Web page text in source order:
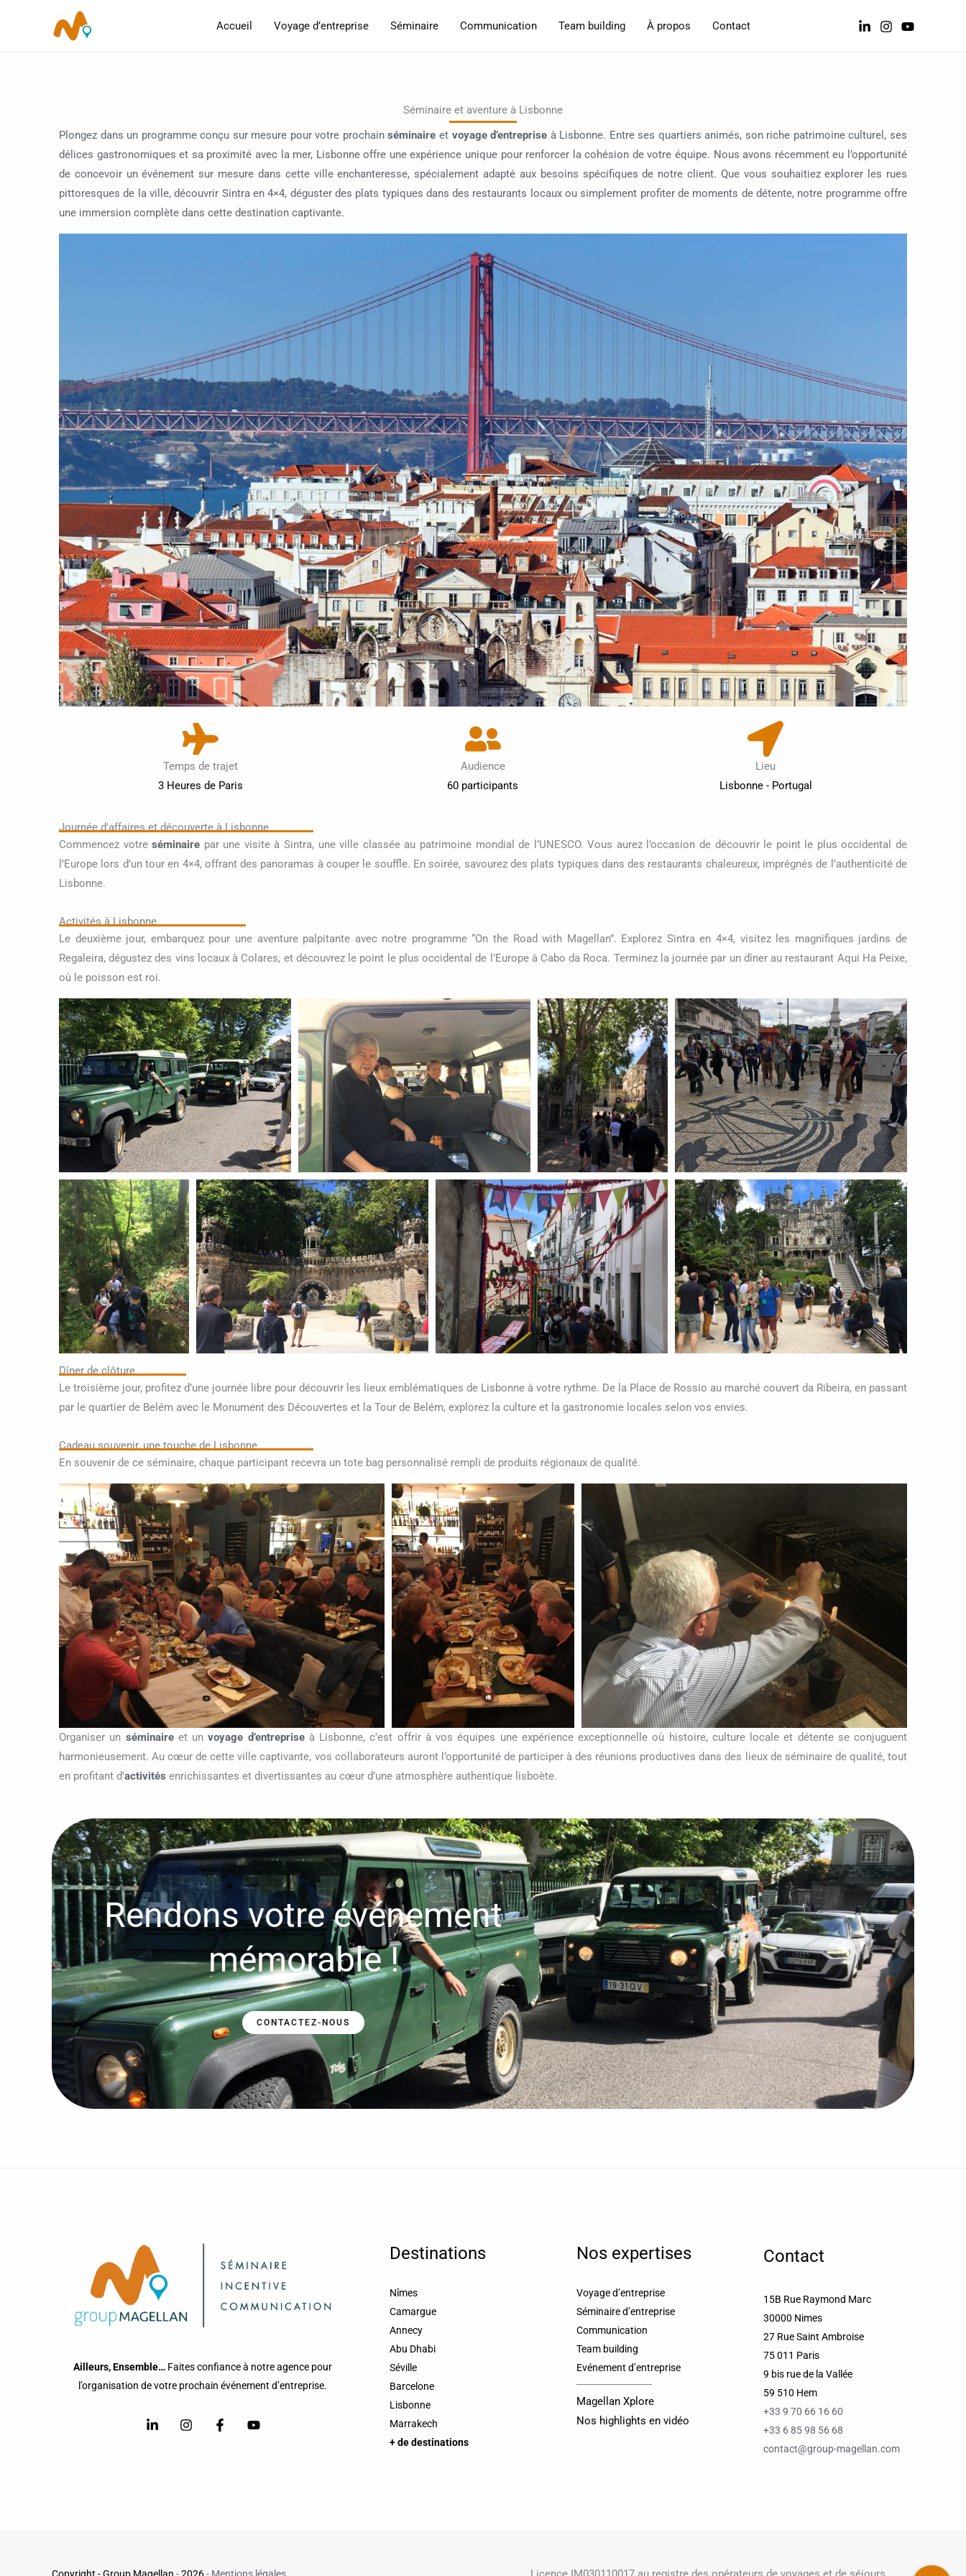
Accueil Voyage d’entreprise Séminaire Communication Team building À propos Contact
Séminaire et aventure à Lisbonne
Plongez dans un programme conçu sur mesure pour votre prochainséminaire et voyage d’entreprise à Lisbonne. Entre ses quartiers animés, son riche patrimoine culturel, ses
délices gastronomiques et sa proximité avec la mer, Lisbonne offre une expérience unique pour renforcer la cohésion de votre équipe. Nous avons récemment eu l’opportunité
de concevoir un événement sur mesure dans cette ville enchanteresse, spécialement adapté aux besoins spécifiques de notre client. Que vous souhaitiez explorer les rues
pittoresques de la ville, découvrir Sintra en 4×4, déguster des plats typiques dans des restaurants locaux ou simplement profiter de moments de détente, notre programme offre
une immersion complète dans cette destination captivante.
Temps de trajet
3 Heures de Paris
Audience
60 participants
Lieu
Lisbonne - Portugal
Journée d'affaires et découverte à Lisbonne
Commencez votreséminaire par une visite à Sintra, une ville classée au patrimoine mondial de l’UNESCO. Vous aurez l’occasion de découvrir le point le plus occidental de
l’Europe lors d’un tour en 4×4, offrant des panoramas à couper le souffle. En soirée, savourez des plats typiques dans des restaurants chaleureux, imprégnés de l’authenticité de
Lisbonne.
Activités à Lisbonne
Le deuxième jour, embarquez pour une aventure palpitante avec notre programme “On the Road with Magellan”. Explorez Sintra en 4×4, visitez les magnifiques jardins de
Regaleira, dégustez des vins locaux à Colares, et découvrez le point le plus occidental de l’Europe à Cabo da Roca. Terminez la journée par un dîner au restaurant Aqui Ha Peixe,
où le poisson est roi.
Dîner de clôture
Le troisième jour, profitez d’une journée libre pour découvrir les lieux emblématiques de Lisbonne à votre rythme. De la Place de Rossio au marché couvert da Ribeira, en passant
par le quartier de Belém avec le Monument des Découvertes et la Tour de Belém, explorez la culture et la gastronomie locales selon vos envies.
Cadeau souvenir, une touche de Lisbonne
En souvenir de ce séminaire, chaque participant recevra un tote bag personnalisé rempli de produits régionaux de qualité.
Organiser un séminaireet unvoyage d’entrepriseà Lisbonne, c’est offrir à vos équipes une expérience exceptionnelle où histoire, culture locale et détente se conjuguent
harmonieusement. Au cœur de cette ville captivante, vos collaborateurs auront l’opportunité de participer à des réunions productives dans des lieux de séminaire de qualité, tout
en profitant d’activités enrichissantes et divertissantes au cœur d’une atmosphère authentique lisboète.
Rendons votre événement
mémorable !
CONTACTEZ-NOUS
Ailleurs, Ensemble… Faites confiance à notre agence pour
l’organisation de votre prochain événement d’entreprise.
Destinations
Nîmes
Camargue
Annecy
Abu Dhabi
Séville
Barcelone
Lisbonne
Marrakech
+ de destinations
Nos expertises
Voyage d’entreprise
Séminaire d’entreprise
Communication
Team building
Evénement d’entreprise
Magellan Xplore
Nos highlights en vidéo
Contact
15B Rue Raymond Marc
30000 Nimes
27 Rue Saint Ambroise
75 011 Paris
9 bis rue de la Vallée
59 510 Hem
+33 9 70 66 16 60
+33 6 85 98 56 68
contact@group-magellan.com